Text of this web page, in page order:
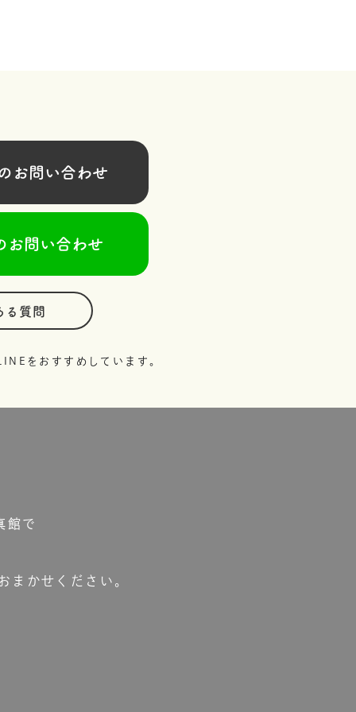
問い合わせ
問い合わせ
る質問
をおすすめしています。
館で
まかせください。